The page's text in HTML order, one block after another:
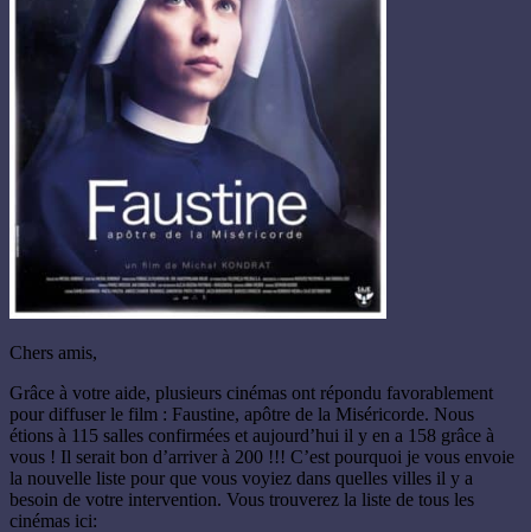
Chers amis,
Grâce à votre aide, plusieurs cinémas ont répondu favorablement
pour diffuser le film : Faustine, apôtre de la Miséricorde. Nous
étions à 115 salles confirmées et aujourd’hui il y en a 158 grâce à
vous ! Il serait bon d’arriver à 200 !!! C’est pourquoi je vous envoie
la nouvelle liste pour que vous voyiez dans quelles villes il y a
besoin de votre intervention. Vous trouverez la liste de tous les
cinémas ici: